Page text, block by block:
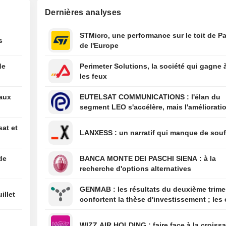
01:34
Les États-Unis
producteur
siégera à la
pour un
sur son projet du
de batteries -
et
Dernières analyses
STMicro, une performance sur le toit de
de l'Europe
Perimeter Solutions, la société qui gagne
les feux
EUTELSAT COMMUNICATIONS : l'élan du
segment LEO s'accélère, mais
LANXESS : un narratif qui manque de
BANCA MONTE DEI PASCHI SIENA : à la
recherche d'options alternatives
GENMAB : les résultats du deuxième trimestre
confortent la thèse d'investissement ; les